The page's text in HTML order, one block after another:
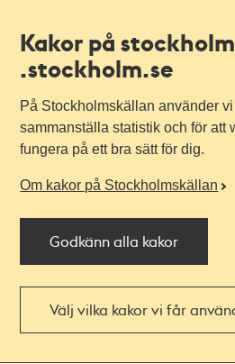
Kakor på
.stockholm.se
På Stockholmskällan använder
sammanställa statistik och för att
fungera på ett bra sätt för dig.
Om kakor på Stockholmskällan
Godkänn alla kakor
Välj vilka kakor vi får